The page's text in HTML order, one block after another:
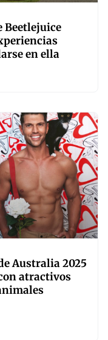
Beetlejuice
en ella
Australia 2025
atractivos